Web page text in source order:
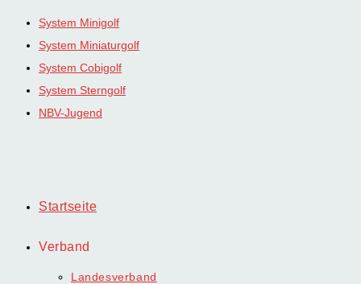
Zum
System Minigolf
System Miniaturgolf
System Cobigolf
System Sterngolf
NBV-Jugend
Startseite
Verband
Landesverband